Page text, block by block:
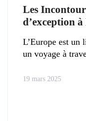
Les
d’exception
L’Europe est un
un voyage à
19 mars 2025